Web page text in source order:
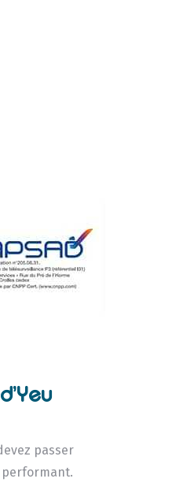
passer
performant.